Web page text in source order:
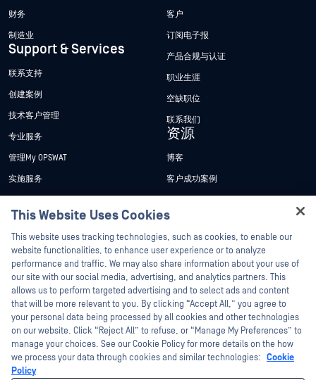
财务
制造业
Support & Services
联系支持
创建案例
技术客户管理
专业服务
管理My OPSWAT
实施服务
技术文档
培训
漏洞计划
合作伙伴
认证
技术合作伙伴
渠道合作伙伴计划
客户
订阅电子报
产品合规与认证
职业生涯
空缺职位
联系我们
资源
博客
客户成功案例
新闻报道
活动
网络研讨会
产品型录
白皮书
免费工具
This Website Uses Cookies
This website uses tracking technologies, such as cookies, to enable our
website functionalities, to enhance user experience or to analyze
performance and traffic. We may also share information about your use of
our site with our social media, advertising, and analytics partners. This
allows us to perform targeted advertising and to select ads and content
that will be more relevant to you. By clicking “Accept All,” you agree to
your personal data being processed by all cookies and other technologies
on our website. Click “Reject All” to refuse, or “Manage My Preferences” to
manage your choices. See our Cookie Policy for more details on the how
we process your data through cookies and similar technologies: Cookie
Policy
Hey there!
I'm Ozzy, your OPSWAT virtual assistant.
How can I help you secure what's critical
today?